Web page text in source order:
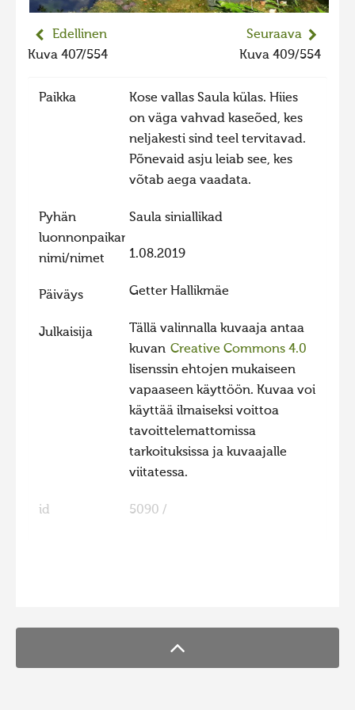
2023 kuvakilpailu lisä
Hiite kuvavõistlus 2022 lisa
Hiite kuvavõistlus 2021
Liikkuvat kuvat 2021
Hiite kuvavõistlus 2020
Liikkuvat kuvat 2020
Hiite kuvavõistlus 2019
Hiite kuvavõistlus 2018
Hiite kuvavõistlus 2017
Hiite kuvavõistlus 2016
Hiite kuvavõistlus 2015
Hiite kuvavõistlus 2014
Hiite kuvavõistlus 2013
Hiite kuvavõistlus 2010
Edellinen
Kuva 407/554
Seuraava
Kuva 409/554
Paikka
Kose vallas Saula külas. Hiies
on väga vahvad kaseõed, kes
neljakesti sind teel tervitavad.
Põnevaid asju leiab see, kes
võtab aega vaadata.
Pyhän
luonnonpaikan
nimi/nimet
Saula siniallikad
Päiväys
1.08.2019
Julkaisija
Getter Hallikmäe
Tällä valinnalla kuvaaja antaa
kuvan Creative Commons 4.0
lisenssin ehtojen mukaiseen
vapaaseen käyttöön. Kuvaa voi
käyttää ilmaiseksi voittoa
tavoittelemattomissa
tarkoituksissa ja kuvaajalle
viitatessa.
id 5090 /